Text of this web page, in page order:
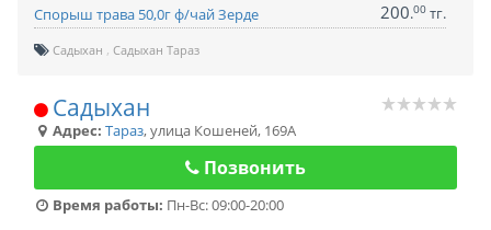
Спорыш трава 50,0г ф/чай Зерде
200.00 тг.
Садыхан Садыхан Тараз
Садыхан
Адрес: Тараз,улица Кошеней, 169А
Позвонить
Время работы: Пн-Вс: 09:00-20:00